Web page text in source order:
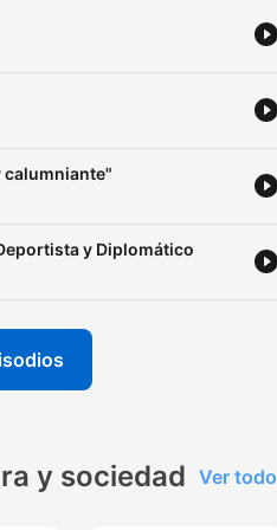
por varias emisoras
calumniante"
y Diplomático
y sociedad Ver todo